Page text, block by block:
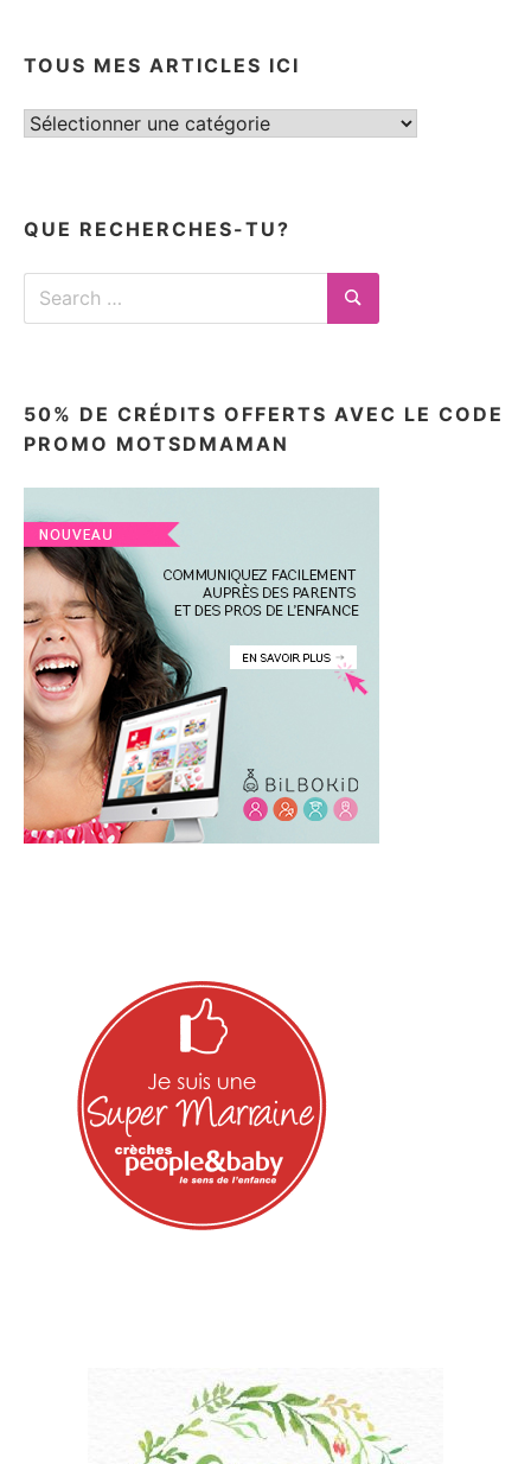
TOUS MES ARTICLES ICI
Tous
QUE RECHERCHES-TU?
Search
Search
50% DE CRÉDITS OFFERTS AVEC LE CODE
PROMO MOTSDMAMAN